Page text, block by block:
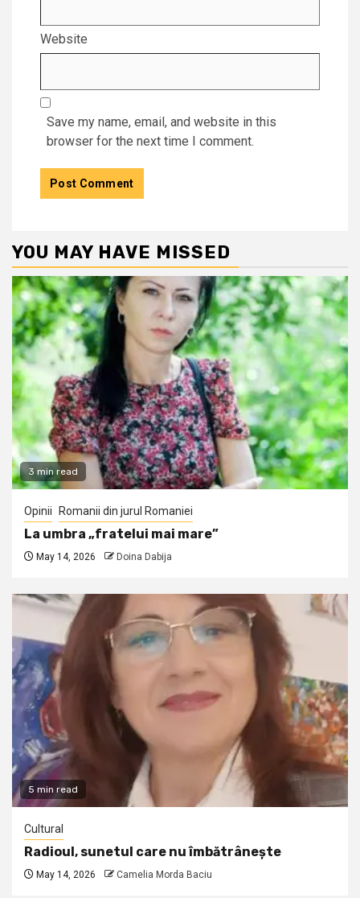
Website
Save my name, email, and website in this
browser for the next time I comment.
YOU MAY HAVE MISSED
3 min read
Opinii Romanii din jurul Romaniei
La umbra „fratelui mai mare”
May 14, 2026 Doina Dabija
5 min read
Cultural
Radioul, sunetul care nu îmbătrânește
May 14, 2026 Camelia Morda Baciu